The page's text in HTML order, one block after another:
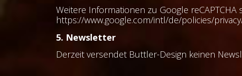
Weitere Informationen zu Google
https://www.google.com/intl/de/policies/
5. Newsletter
Derzeit versendet Buttler-Design keinen